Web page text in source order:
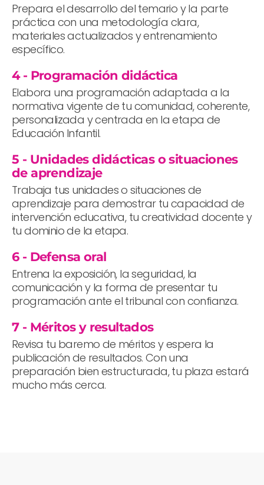
Prepara el desarrollo del temario y la parte
práctica con una metodología clara,
materiales actualizados y entrenamiento
específico.
4 - Programación didáctica
Elabora una programación adaptada a la
normativa vigente de tu comunidad, coherente,
personalizada y centrada en la etapa de
Educación Infantil.
5 - Unidades didácticas o situaciones
de aprendizaje
Trabaja tus unidades o situaciones de
aprendizaje para demostrar tu capacidad de
intervención educativa, tu creatividad docente y
tu dominio de la etapa.
6 - Defensa oral
Entrena la exposición, la seguridad, la
comunicación y la forma de presentar tu
programación ante el tribunal con confianza.
7 - Méritos y resultados
Revisa tu baremo de méritos y espera la
publicación de resultados. Con una
preparación bien estructurada, tu plaza estará
mucho más cerca.